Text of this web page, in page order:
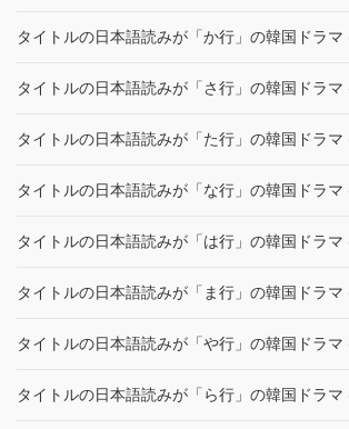
タイトルの日本語読みが「か行」の韓国ドラマ
タイトルの日本語読みが「さ行」の韓国ドラマ
タイトルの日本語読みが「た行」の韓国ドラマ
タイトルの日本語読みが「な行」の韓国ドラマ
タイトルの日本語読みが「は行」の韓国ドラマ
タイトルの日本語読みが「ま行」の韓国ドラマ
タイトルの日本語読みが「や行」の韓国ドラマ
タイトルの日本語読みが「ら行」の韓国ドラマ